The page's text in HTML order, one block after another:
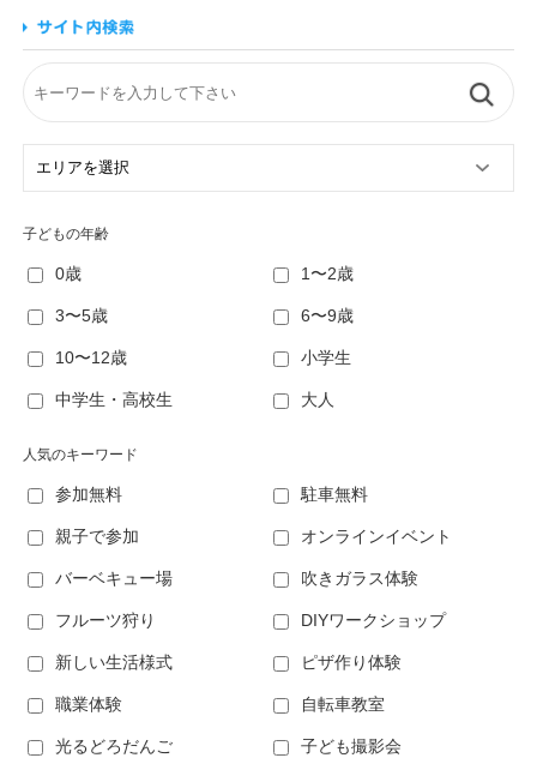
子どもの年齢
0歳 1〜2歳
3〜5歳 6〜9歳
10〜12歳 小学生
中学生・高校生 大人
人気のキーワード
参加無料 駐車無料
親子で参加 オンラインイベント
バーベキュー場 吹きガラス体験
フルーツ狩り DIYワークショップ
新しい生活様式 ピザ作り体験
職業体験 自転車教室
光るどろだんご 子ども撮影会